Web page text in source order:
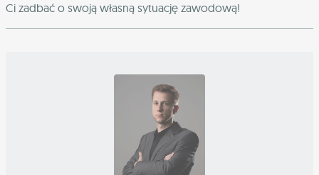
Ci zadbać o swoją własną sytuację zawodową!